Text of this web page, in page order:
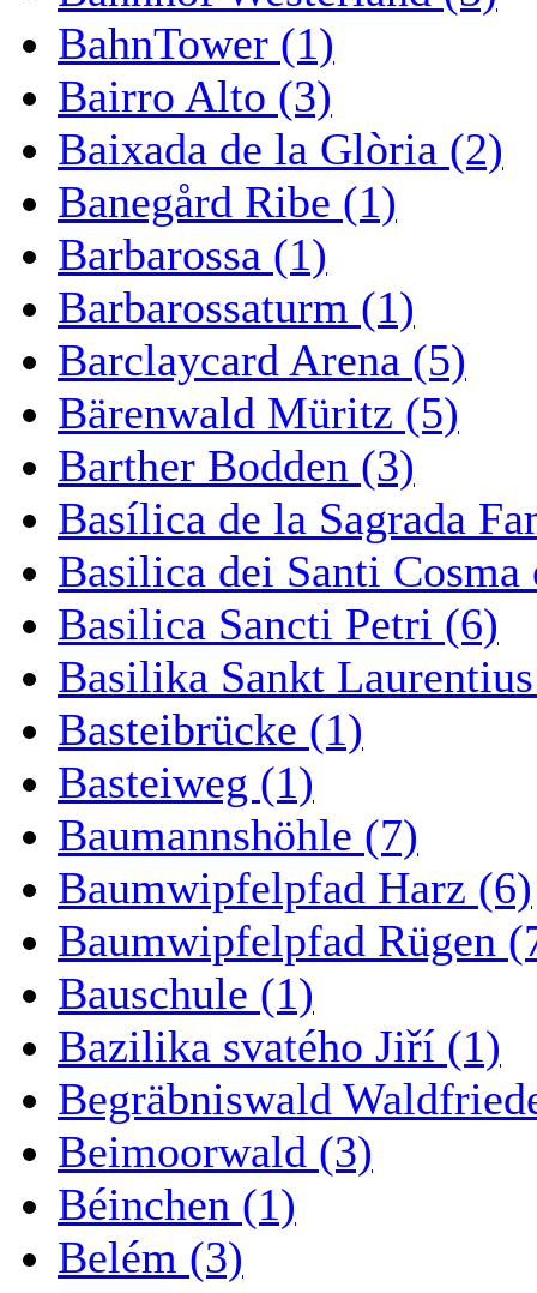
BahnTower (1)
Bairro Alto (3)
Baixada de la Glòria (2)
Banegård Ribe (1)
Barbarossa (1)
Barbarossaturm (1)
Barclaycard Arena (5)
Bärenwald Müritz (5)
Barther Bodden (3)
Basílica de la Sagrada
Basilica dei Santi
Basilica Sancti Petri (6)
Basilika Sankt
Basteibrücke (1)
Basteiweg (1)
Baumannshöhle (7)
Baumwipfelpfad Harz (6)
Baumwipfelpfad Rügen
Bauschule (1)
Bazilika svatého Jiří (1)
Begräbniswald
Beimoorwald (3)
Béinchen (1)
Belém (3)